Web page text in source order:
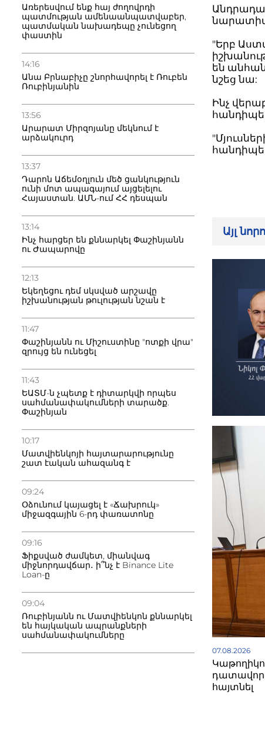
Առերեսվում ենք հայ ժողովրդի
պատմության ամենաանպատվաբեր,
պատմական նախադեպը չունեցող
փաստին
14:16
Անա Բրնաբիչը շնորհավորել է Ռուբեն
Ռուբինյանին
13:56
Արարատ Միրզոյանը մեկնում է
արձակուրդ
13:37
Դարոն Աճեմօղլուն մեծ ցանկություն
ունի մոտ ապագայում այցելելու
Հայաստան. ԱՄՆ-ում ՀՀ դեսպան
13:14
Ինչ հարցեր են քննարկել Փաշինյանն
ու Ժապարովը
12:13
Եկեղեցու դեմ սկսված արշավը
իշխանության թուլության նշան է
11:47
Փաշինյանն ու Միշուստինը "ոտքի վրա"
զրույց են ունեցել
11:43
ԵԱՏՄ-ն չպետք է դիտարկվի որպես
սահմանափակումների տարածք.
Փաշինյան
10:17
Մատվիենկոյի հայտարարությունը
շատ էական ահազանգ է
09:24
Օձունում կայացել է «Ճախրուկ»
միջազգային 6-րդ փառատոնը
09:16
Ֆիքսված ժամկետ, միանվագ
միջնորդավճար․ ի՞նչ է Binance Lite
Loan-ը
09:04
Ռուբինյանն ու Մատվիենկոն քննարկել
են հայկական ապրանքների
սահմանափակումները
"Երբ
են
նշեց նա:
Ինչ
Այլ
07.08.2026
հայտնել